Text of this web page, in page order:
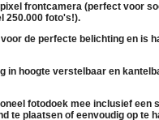
frontcamera (perfect voor
250.000 foto's!).
de perfecte belichting en is
in hoogte verstelbaar en
fotodoek mee inclusief een
te plaatsen of eenvoudig op te